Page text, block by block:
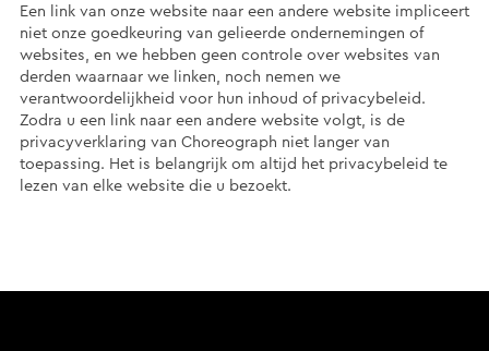
Een link van onze website naar een andere website impliceert
niet onze goedkeuring van gelieerde ondernemingen of
websites, en we hebben geen controle over websites van
derden waarnaar we linken, noch nemen we
verantwoordelijkheid voor hun inhoud of privacybeleid.
Zodra u een link naar een andere website volgt, is de
privacyverklaring van Choreograph niet langer van
toepassing. Het is belangrijk om altijd het privacybeleid te
lezen van elke website die u bezoekt.